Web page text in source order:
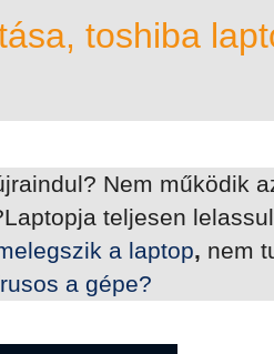
toshiba
Nem működik
teljesen
a laptop, nem
a gépe?